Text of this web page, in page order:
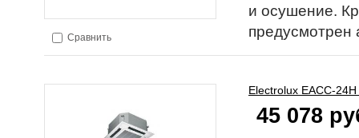
Сравнить
и осушение.
предусмотрен
Electrolux EACC-
45 078